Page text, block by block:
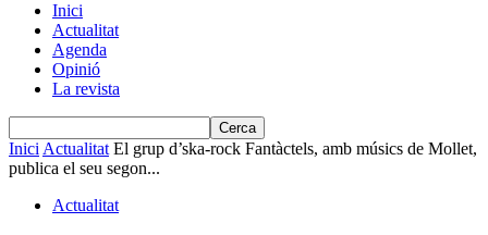
Inici
Actualitat
Agenda
Opinió
La revista
Inici Actualitat El grup d’ska-rock Fantàctels, amb músics de Mollet,
publica el seu segon...
Actualitat